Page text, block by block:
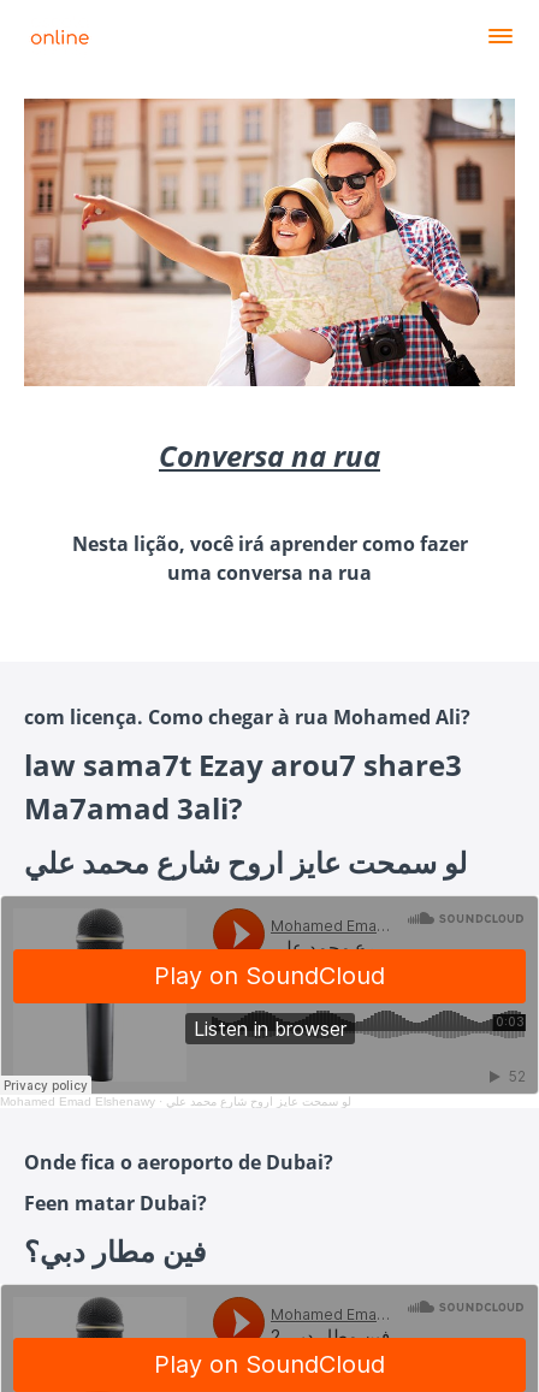
Conversa na rua
Nesta lição, você irá aprender como fazer
uma conversa na rua
com licença. Como chegar à rua Mohamed Ali?
law sama7t Ezay arou7 share3
Ma7amad 3ali?
لو سمحت عايز اروح شارع محمد علي
Mohamed Emad Elshenawy · لو سمحت عايز اروح شارع محمد علي
Onde fica o aeroporto de Dubai?
Feen matar Dubai?
فين مطار دبي؟